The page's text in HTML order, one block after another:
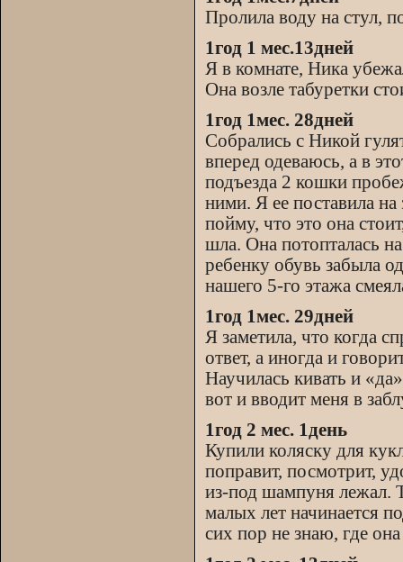
Пролила воду на стул,
1год 1 мес.13дней
Я в комнате, Ника
Она возле табуретки
1год 1мес. 28дней
Собрались с Никой
вперед одеваюсь, а в
подъезда 2 кошки
ними. Я ее поставила
пойму, что это она
шла. Она потопталась
ребенку обувь забыла
нашего 5-го этажа
1год 1мес. 29дней
Я заметила, что когда
ответ, а иногда и
Научилась кивать и
вот и вводит меня в
1год 2 мес. 1день
Купили коляску для
поправит, посмотрит,
из-под шампуня лежал.
малых лет начинается
сих пор не знаю, где она